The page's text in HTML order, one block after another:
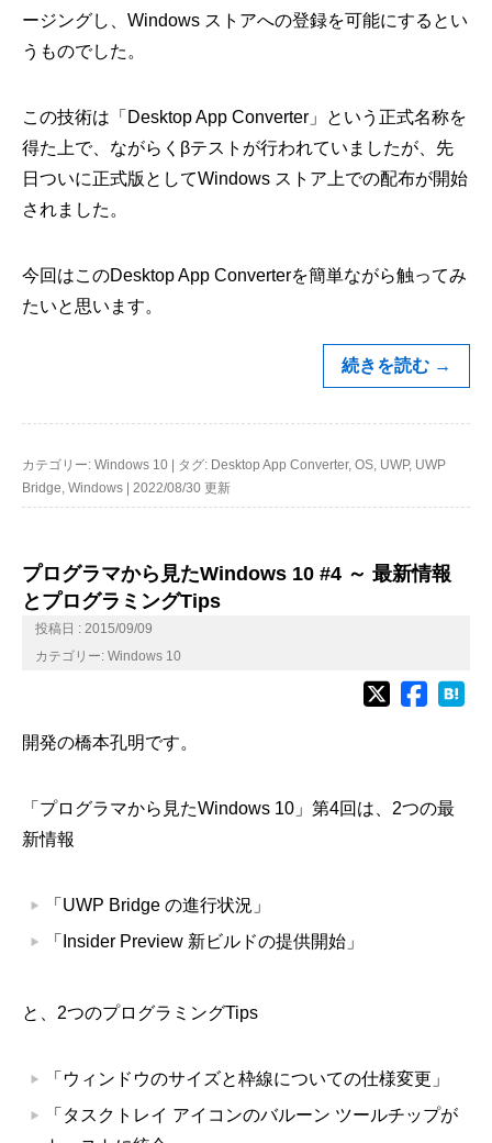
ージングし、Windows ストアへの登録を可能にするとい
うものでした。
この技術は「Desktop App Converter」という正式名称を
得た上で、ながらくβテストが行われていましたが、先
日ついに正式版としてWindows ストア上での配布が開始
されました。
今回はこのDesktop App Converterを簡単ながら触ってみ
たいと思います。
続きを読む →
カテゴリー: Windows 10 タグ: Desktop App Converter, OS, UWP, UWP
Bridge, Windows 2022/08/30 更新
プログラマから見たWindows 10 #4 ～ 最新情報
とプログラミングTips
投稿日 : 2015/09/09
カテゴリー: Windows 10
開発の橋本孔明です。
「プログラマから見たWindows 10」第4回は、2つの最
新情報
「UWP Bridge の進行状況」
「Insider Preview 新ビルドの提供開始」
と、2つのプログラミングTips
「ウィンドウのサイズと枠線についての仕様変更」
「タスクトレイ アイコンのバルーン ツールチップが